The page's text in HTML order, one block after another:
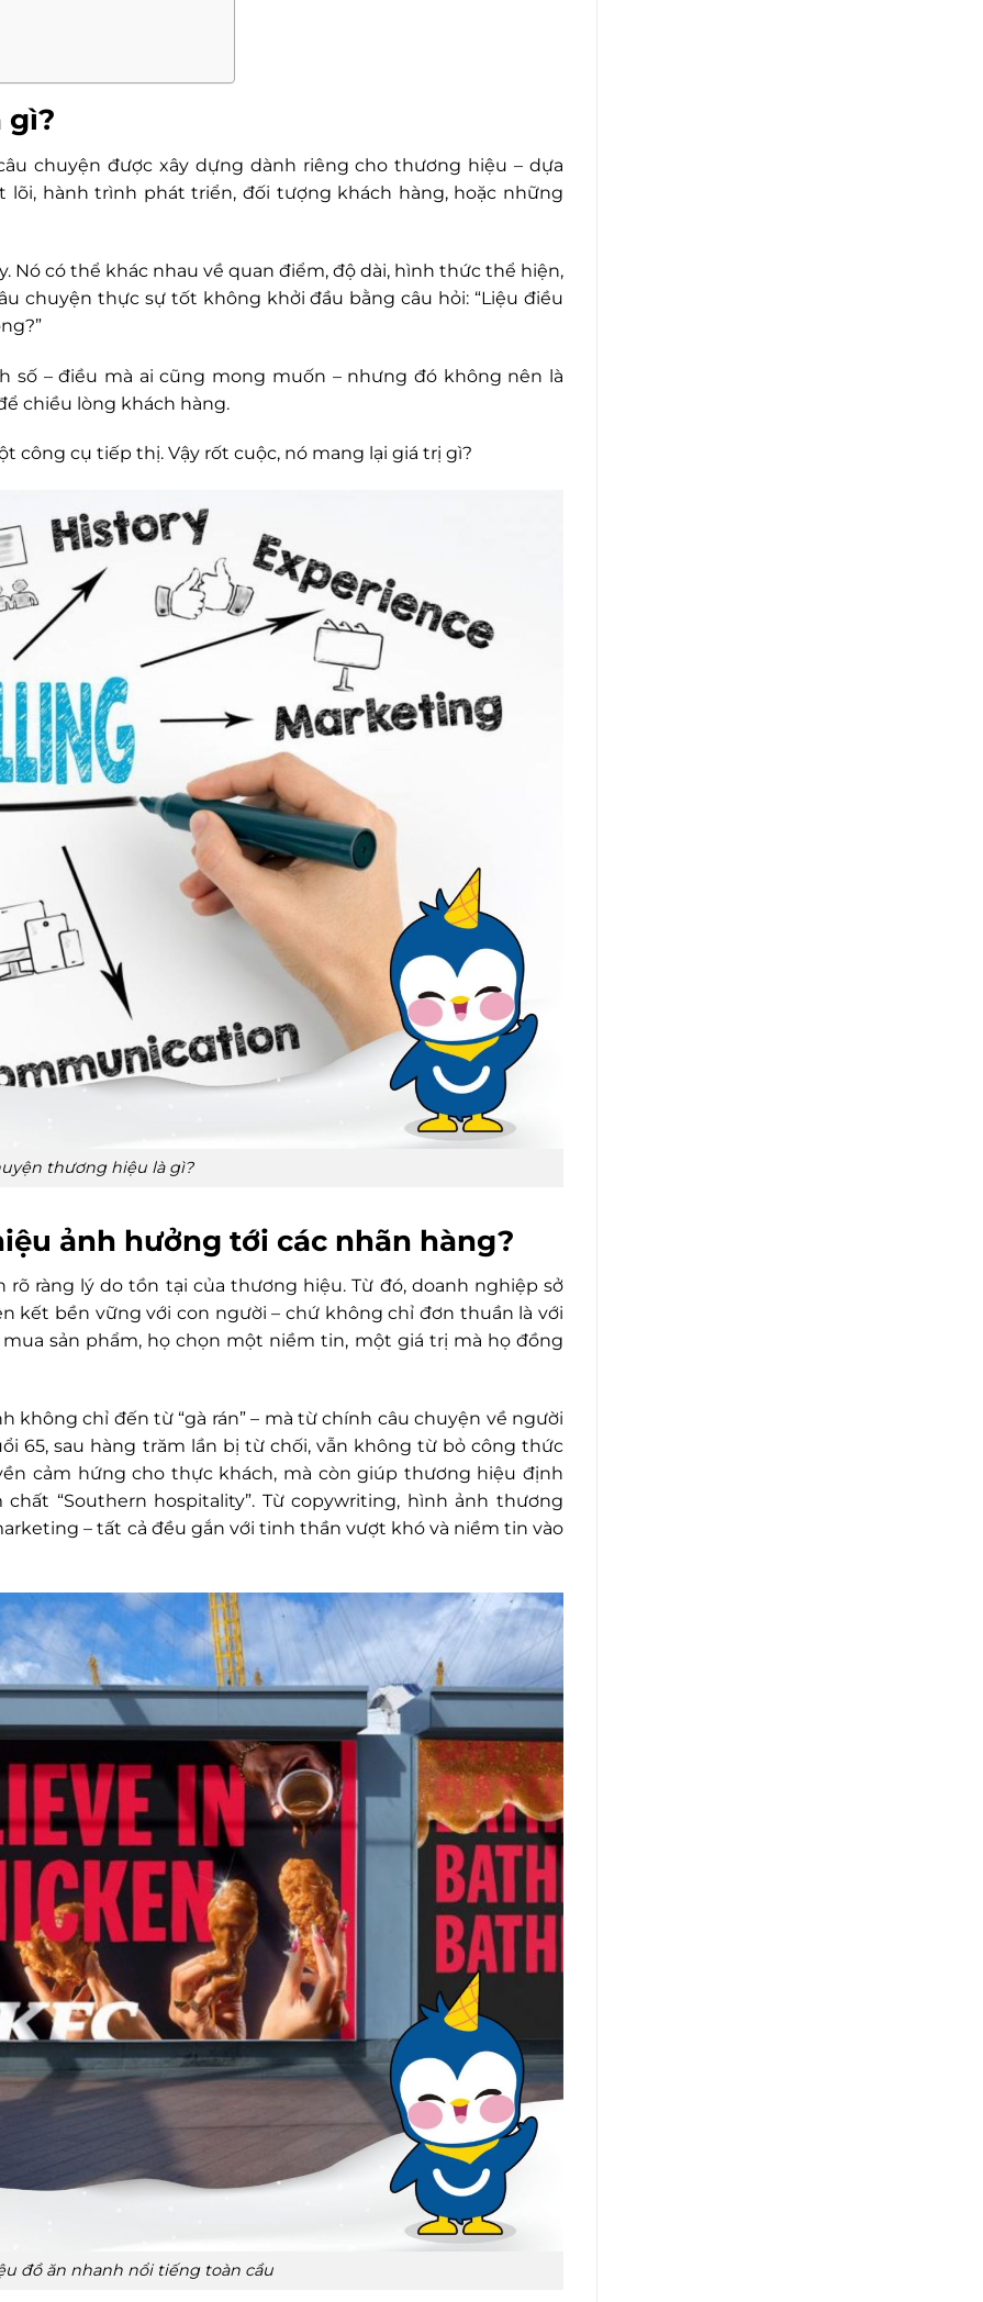
gì?
chuyện được xây dựng dành riêng cho thương hiệu – dựa
hành trình phát triển, đối tượng khách hàng, hoặc những
Nó có thể khác nhau về quan điểm, độ dài, hình thức thể hiện,
chuyện thực sự tốt không khởi đầu bằng câu hỏi: “Liệu điều
số – điều mà ai cũng mong muốn – nhưng đó không nên là
chiều lòng khách hàng.
cụ tiếp thị. Vậy rốt cuộc, nó mang lại giá trị gì?
thương hiệu là gì?
ảnh hưởng tới các nhãn hàng?
ràng lý do tồn tại của thương hiệu. Từ đó, doanh nghiệp sở
kết bền vững với con người – chứ không chỉ đơn thuần là với
sản phẩm, họ chọn một niềm tin, một giá trị mà họ đồng
không chỉ đến từ “gà rán” – mà từ chính câu chuyện về người
65, sau hàng trăm lần bị từ chối, vẫn không từ bỏ công thức
cảm hứng cho thực khách, mà còn giúp thương hiệu định
“Southern hospitality”. Từ copywriting, hình ảnh thương
– tất cả đều gắn với tinh thần vượt khó và niềm tin vào
đồ ăn nhanh nổi tiếng toàn cầu